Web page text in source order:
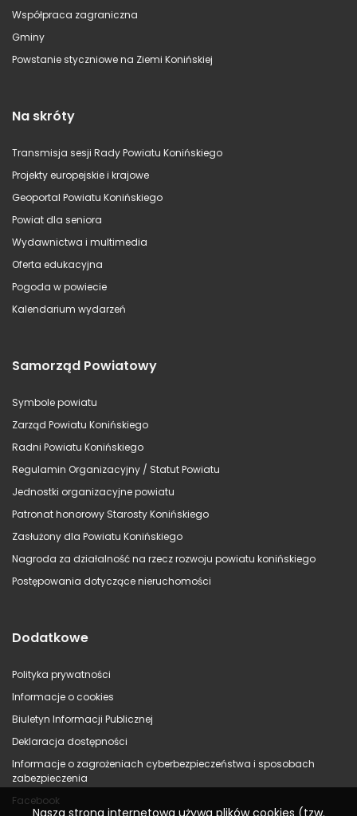
Współpraca zagraniczna
Gminy
Powstanie styczniowe na Ziemi Konińskiej
Na skróty
Transmisja sesji Rady Powiatu Konińskiego
Projekty europejskie i krajowe
Geoportal Powiatu Konińskiego
Powiat dla seniora
Wydawnictwa i multimedia
Oferta edukacyjna
Pogoda w powiecie
Kalendarium wydarzeń
Samorząd Powiatowy
Symbole powiatu
Zarząd Powiatu Konińskiego
Radni Powiatu Konińskiego
Regulamin Organizacyjny / Statut Powiatu
Jednostki organizacyjne powiatu
Patronat honorowy Starosty Konińskiego
Zasłużony dla Powiatu Konińskiego
Nagroda za działalność na rzecz rozwoju powiatu konińskiego
Postępowania dotyczące nieruchomości
Dodatkowe
Polityka prywatności
Informacje o cookies
Biuletyn Informacji Publicznej
Deklaracja dostępności
Informacje o zagrożeniach cyberbezpieczeństwa i sposobach
zabezpieczenia
Facebook
Nasza strona internetowa używa plików cookies (tzw.